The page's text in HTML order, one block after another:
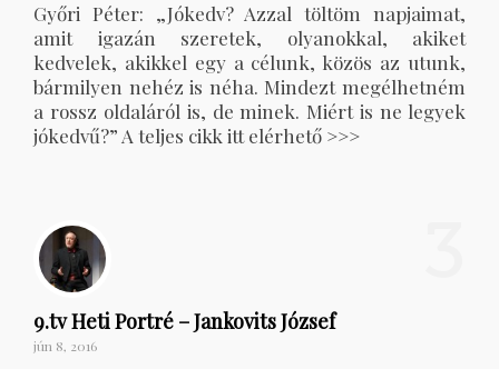
Győri Péter: „Jókedv? Azzal töltöm napjaimat,
amit igazán szeretek, olyanokkal, akiket
kedvelek, akikkel egy a célunk, közös az utunk,
bármilyen nehéz is néha. Mindezt megélhetném
a rossz oldaláról is, de minek. Miért is ne legyek
jókedvű?” A teljes cikk itt elérhető >>>
9.tv Heti Portré – Jankovits József
jún 8, 2016